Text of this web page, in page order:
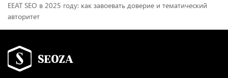
EEAT SEO в 2025 году: как завоевать доверие и тематический
авторитет